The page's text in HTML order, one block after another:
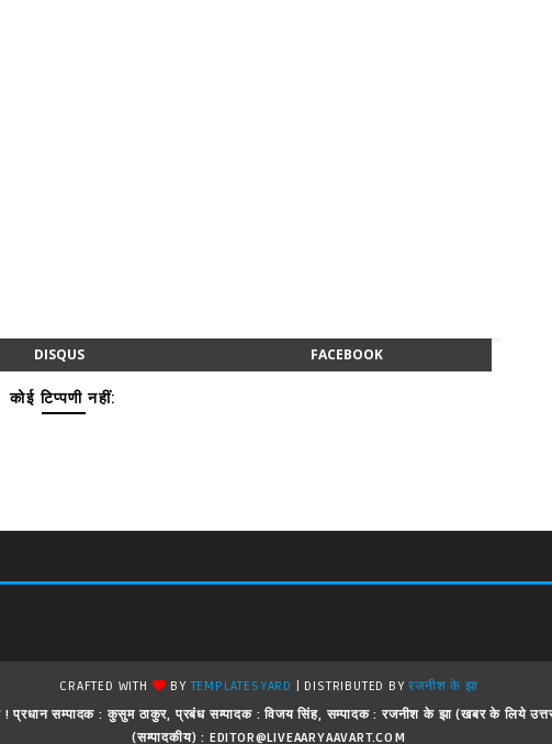
DISQUS FACEBOOK
कोई टिप्पणी नहीं:
CRAFTED WITH BYTEMPLATESYARD | DISTRIBUTED BYरजनीश के झा
! प्रधान सम्पादक : कुसुम ठाकुर, प्रबंध सम्पादक : विजय सिंह, सम्पादक : रजनीश के झा (खबर के लिये
(सम्पादकीय) : EDITOR@LIVEAARYAAVART.COM